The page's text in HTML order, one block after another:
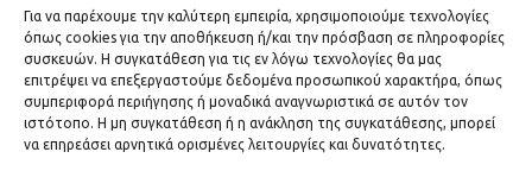
Για να παρέχουμε την καλύτερη εμπειρία, χρησιμοποιούμε τεχνολογίες
όπως cookies για την αποθήκευση ή/και την πρόσβαση σε πληροφορίες
συσκευών. Η συγκατάθεση για τις εν λόγω τεχνολογίες θα μας
επιτρέψει να επεξεργαστούμε δεδομένα προσωπικού χαρακτήρα, όπως
συμπεριφορά περιήγησης ή μοναδικά αναγνωριστικά σε αυτόν τον
ιστότοπο. Η μη συγκατάθεση ή η ανάκληση της συγκατάθεσης, μπορεί
να επηρεάσει αρνητικά ορισμένες λειτουργίες και δυνατότητες.
ΧΡΗΣΙΜΟΙ ΣΥΝΔΕΣΜΟΙ
Η ΚΕΔΕ